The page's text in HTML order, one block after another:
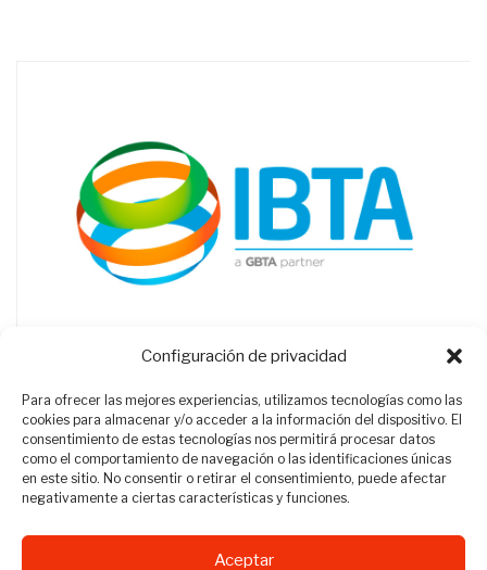
Configuración de privacidad
Para ofrecer las mejores experiencias, utilizamos tecnologías como las
cookies para almacenar y/o acceder a la información del dispositivo. El
consentimiento de estas tecnologías nos permitirá procesar datos
como el comportamiento de navegación o las identificaciones únicas
en este sitio. No consentir o retirar el consentimiento, puede afectar
negativamente a ciertas características y funciones.
Aceptar